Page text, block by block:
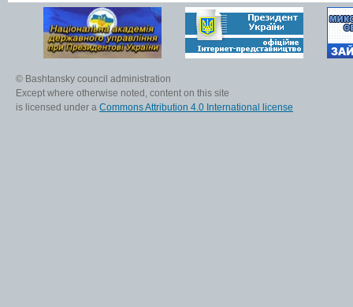
© Bashtansky council administration
Except where otherwise noted, content on this site
is licensed under a Commons Attribution 4.0 International license